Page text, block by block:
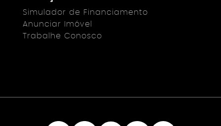
Simulador de Financiamento
Anunciar Imóvel
Trabalhe Conosco